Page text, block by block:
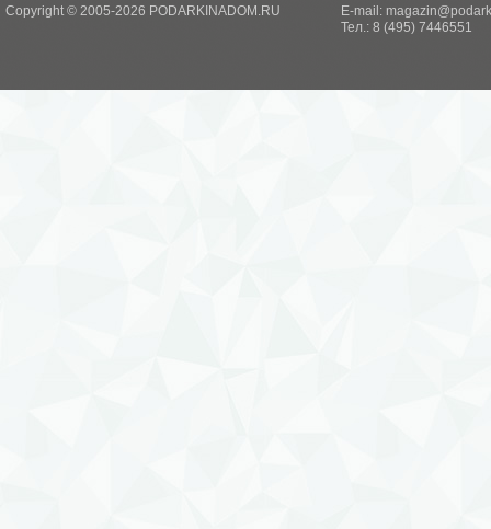
Copyright © 2005-2026 PODARKINADOM.RU E-mail:
Тел.: 8 (495) 7446551